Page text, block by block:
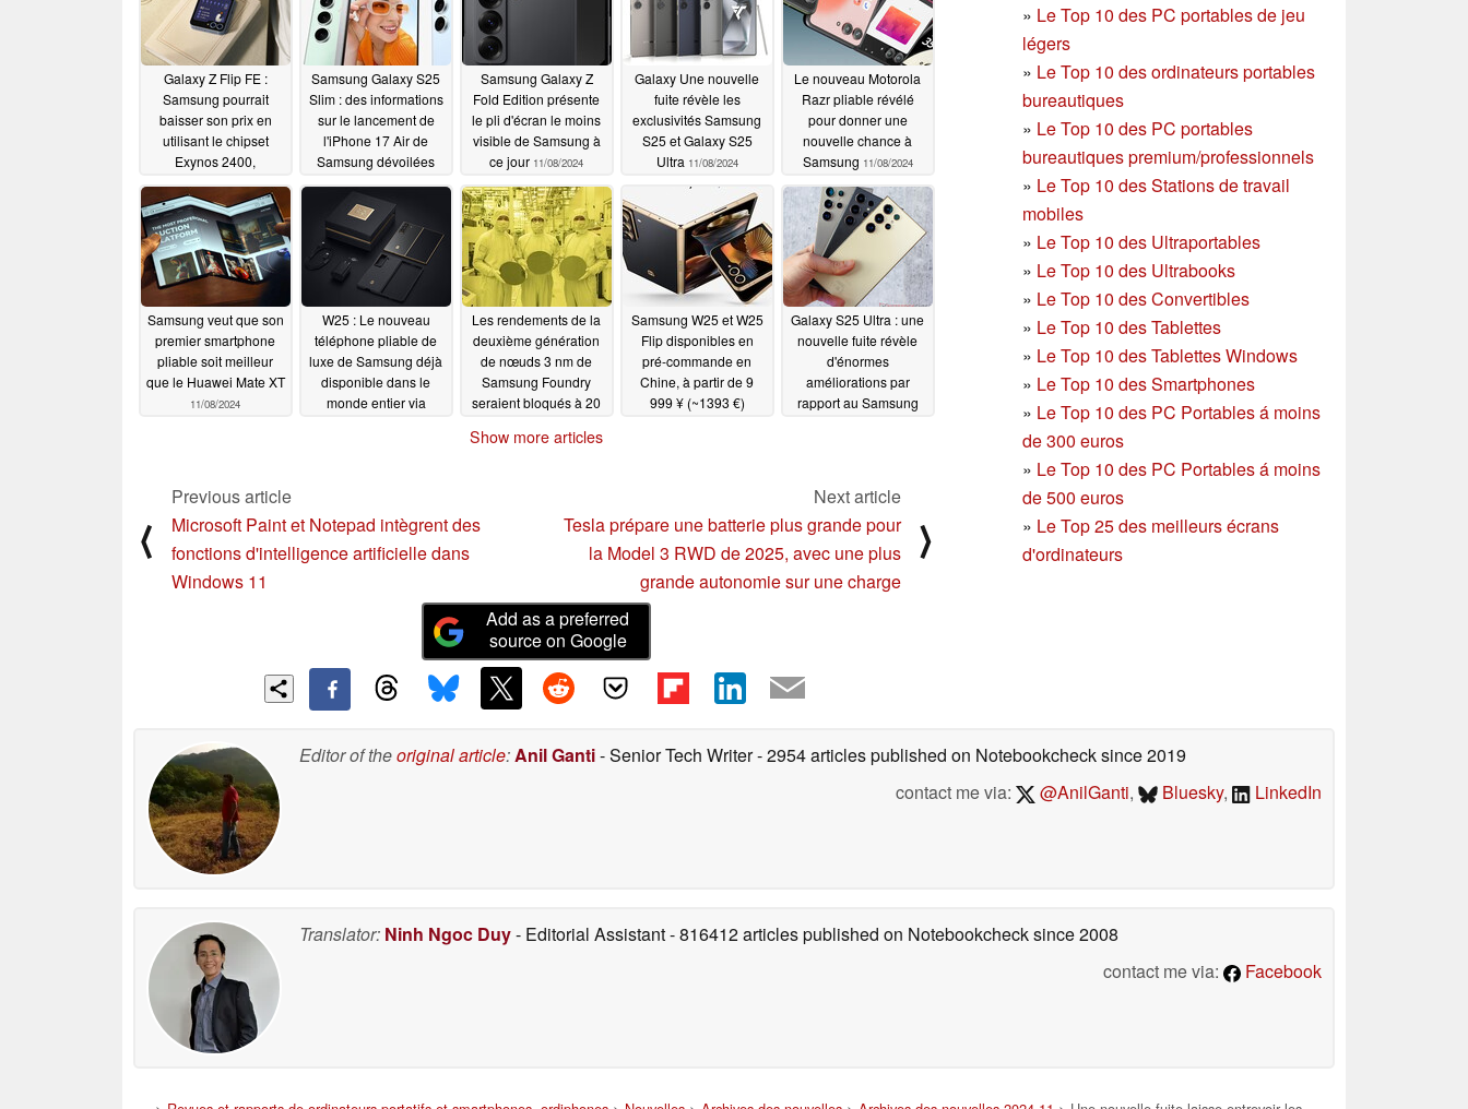
» Le Top 10 des PC portables de jeu
légers
» Le Top 10 des ordinateurs portables
bureautiques
» Le Top 10 des PC portables
bureautiques premium/professionnels
» Le Top 10 des Stations de travail
mobiles
» Le Top 10 des Ultraportables
» Le Top 10 des Ultrabooks
» Le Top 10 des Convertibles
» Le Top 10 des Tablettes
» Le Top 10 des Tablettes Windows
» Le Top 10 des Smartphones
» Le Top 10 des PC Portables á moins
de 300 euros
» Le Top 10 des PC Portables á moins
de 500 euros
» Le Top 25 des meilleurs écrans
d'ordinateurs
Galaxy Z Flip FE :
Samsung pourrait
baisser son prix en
utilisant le chipset
Exynos 2400,
moins cher11/10/2024
Samsung Galaxy S25
Slim : des informations
sur le lancement de
l'iPhone 17 Air de
Samsung dévoilées
11/09/2024
Samsung Galaxy Z
Fold Edition présente
le pli d'écran le moins
visible de Samsung à
ce jour 11/08/2024
Galaxy Une nouvelle
fuite révèle les
exclusivités Samsung
S25 et Galaxy S25
Ultra 11/08/2024
Le nouveau Motorola
Razr pliable révélé
pour donner une
nouvelle chance à
Samsung 11/08/2024
Samsung veut que son
premier smartphone
pliable soit meilleur
que le Huawei Mate XT
11/08/2024
W25 : Le nouveau
téléphone pliable de
luxe de Samsung déjà
disponible dans le
monde entier via
Les rendements de la
deuxième génération
de nœuds 3 nm de
Samsung Foundry
seraient bloqués à 20
Samsung W25 et W25
Flip disponibles en
pré-commande en
Chine, à partir de 9
999 ¥ (~1393 €)
Galaxy S25 Ultra : une
nouvelle fuite révèle
d'énormes
améliorations par
rapport au Samsung
Show more articles
⟨
Previous article
Microsoft Paint et Notepad intègrent des
fonctions d'intelligence artificielle dans
Windows 11
Next article
Tesla prépare une batterie plus grande pour
la Model 3 RWD de 2025, avec une plus
grande autonomie sur une charge
⟩
Add as a preferred
source on Google
Editor of theoriginal article:Anil Ganti- Senior Tech Writer- 2954 articles published on Notebookchecksince 2019
contact me via:
@AnilGanti, Bluesky, LinkedIn
Translator: Ninh Ngoc Duy- Editorial Assistant- 816412 articles published on Notebookchecksince 2008
contact me via:
Facebook